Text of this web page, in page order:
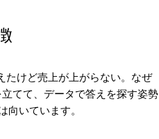
たけど売上が上がらない。なぜ
てて、データで答えを探す姿勢
向いています。